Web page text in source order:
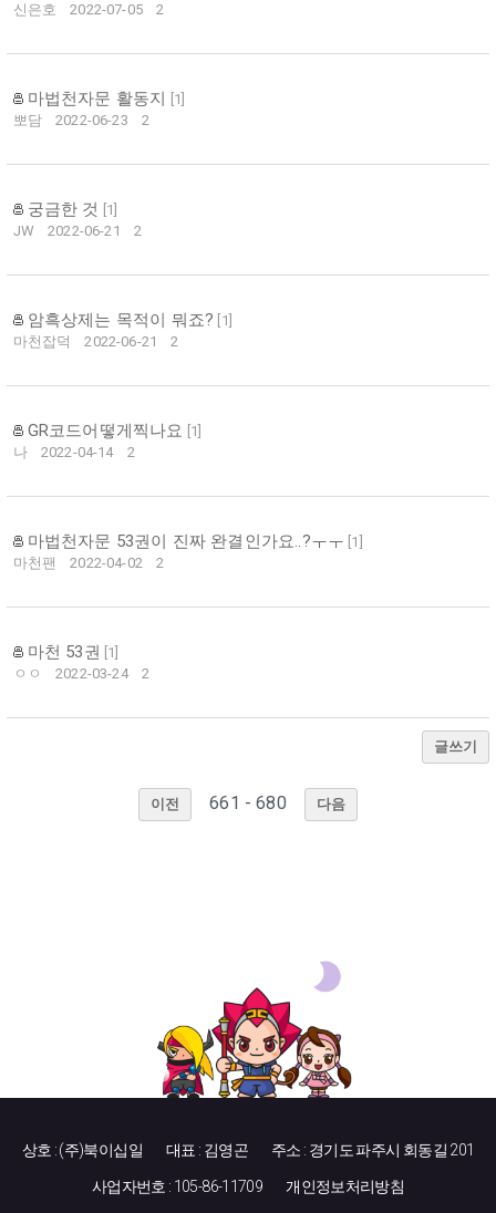
신은호
2022-07-05 2
마법천자문 활동지 1
뽀담
2022-06-23 2
궁금한 것 1
JW
2022-06-21 2
암흑상제는 목적이 뭐죠? 1
마천잡덕
2022-06-21 2
GR코드어떻게찍나요 1
나
2022-04-14 2
마법천자문 53권이 진짜 완결인가요..?ㅜㅜ 1
마천팬
2022-04-02 2
마천 53권 1
ㅇㅇ
2022-03-24 2
글쓰기
이전 661 - 680 다음
상호 : (주)북이십일 대표 : 김영곤 주소 : 경기도 파주시 회동길 201
사업자번호 : 105-86-11709 개인정보처리방침